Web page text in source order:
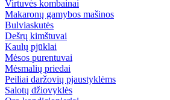
Virtuvės kombainai
Makaronų gamybos mašinos
Bulviaskutės
Dešrų kimštuvai
Kaulų pjūklai
Mėsos purentuvai
Mėsmalių priedai
Peiliai daržovių pjaustyklėms
Salotų džiovyklės